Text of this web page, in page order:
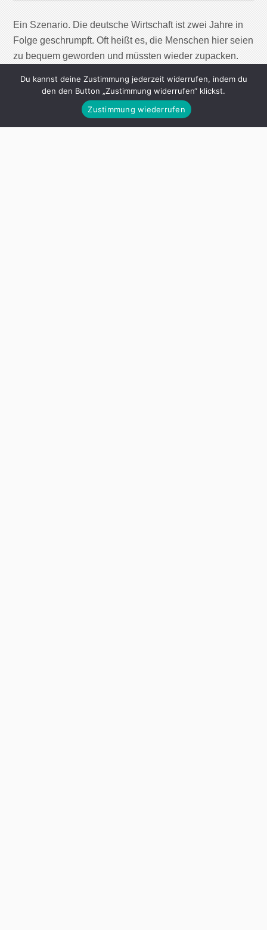
Ein Szenario. Die deutsche Wirtschaft ist zwei Jahre in
Folge geschrumpft. Oft heißt es, die Menschen hier seien
zu bequem geworden und müssten wieder zupacken.
Was wäre, wenn die Deutschen auf einen arbeitsfreien
Tag verzichteten? Neun bundesweite Feiertage gibt es
hierzulande. Weitere kommen hinzu, je nach
Du kannst deine Zustimmung jederzeit widerrufen, indem du
den den Button „Zustimmung widerrufen“ klickst.
Zustimmung wiederrufen